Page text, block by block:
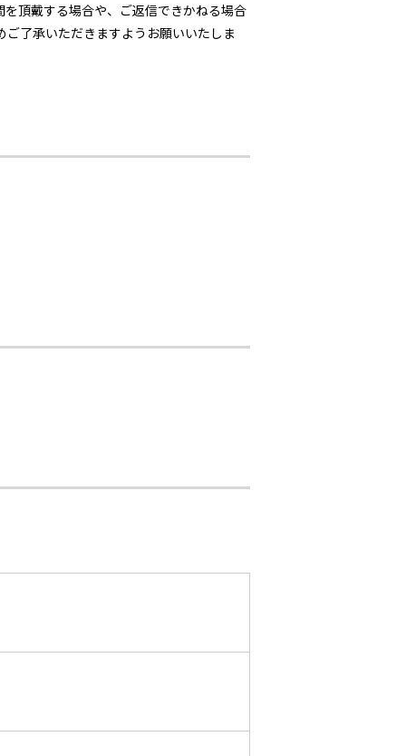
頂戴する場合や、ご返信できかねる場合
了承いただきますようお願いいたしま